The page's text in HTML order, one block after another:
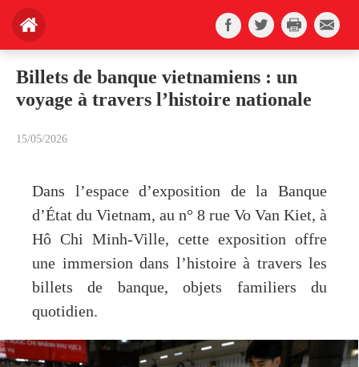
Billets de banque vietnamiens : un
voyage à travers l’histoire nationale
15/05/2026
Dans l’espace d’exposition de la Banque
d’État du Vietnam, au n° 8 rue Vo Van Kiet, à
Hô Chi Minh-Ville, cette exposition offre
une immersion dans l’histoire à travers les
billets de banque, objets familiers du
quotidien.